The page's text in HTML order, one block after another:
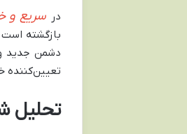
در سریع و
بازگشته است
دشمن جدید
تعیین‌کننده
تحلیل